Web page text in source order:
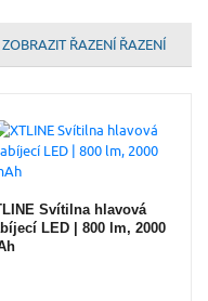
ŘAZENÍ
Svítilna hlavová
LED | 800 lm, 2000